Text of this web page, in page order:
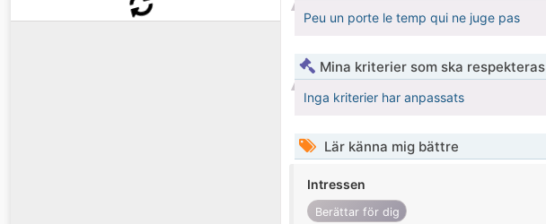
Peu un porte le temp qui ne juge pas
Mina kriterier som ska respekteras
Inga kriterier har anpassats
Lär känna mig bättre
Intressen
Berättar för dig